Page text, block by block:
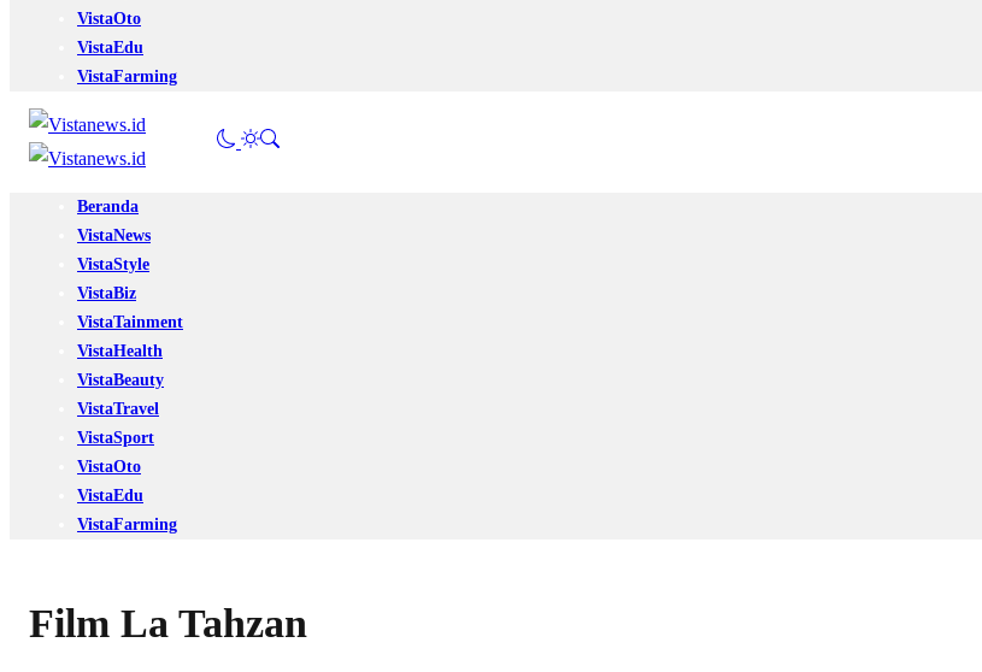
VistaOto
VistaEdu
VistaFarming
Beranda
VistaNews
VistaStyle
VistaBiz
VistaTainment
VistaHealth
VistaBeauty
VistaTravel
VistaSport
VistaOto
VistaEdu
VistaFarming
Film La Tahzan